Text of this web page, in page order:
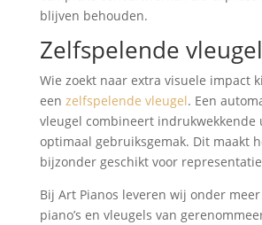
blijven behouden.
Zelfspelende
Wie zoekt naar extra visuele impact
een zelfspelende vleugel. Een
vleugel combineert
optimaal gebruiksgemak. Dit maakt
bijzonder geschikt voor
Bij Art Pianos leveren wij onder
piano’s en vleugels van